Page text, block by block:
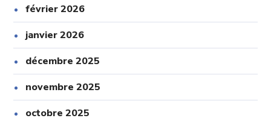
février 2026
janvier 2026
décembre 2025
novembre 2025
octobre 2025